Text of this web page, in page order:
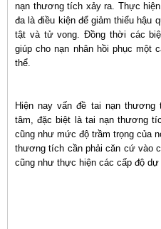
nạn thương tích xảy ra. Thực
đa là điều kiện để giảm thiểu hậu
tật và tử vong. Đồng thời các
giúp cho nạn nhân hồi phục một
thể.
Hiện nay vấn đề tai nạn
tâm, đặc biệt là tai nạn thương
cũng như mức độ trầm trọng của
thương tích cần phải căn cứ vào
cũng như thực hiện các cấp độ